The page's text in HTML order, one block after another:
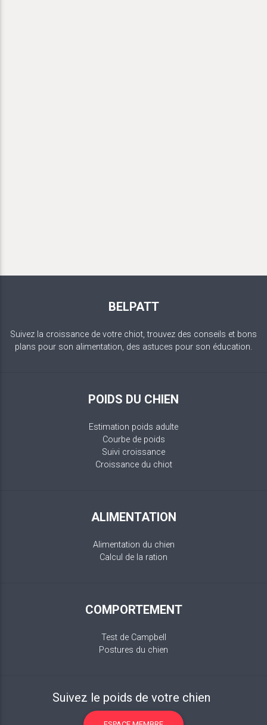
BELPATT
Suivez la croissance de votre chiot, trouvez des conseils et bons
plans pour son alimentation, des astuces pour son éducation.
POIDS DU CHIEN
Estimation poids adulte
Courbe de poids
Suivi croissance
Croissance du chiot
ALIMENTATION
Alimentation du chien
Calcul de la ration
COMPORTEMENT
Test de Campbell
Postures du chien
Suivez le poids de votre chien